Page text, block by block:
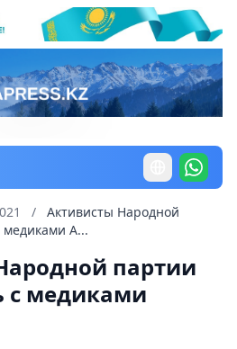
/
Активисты Народной
медиками А...
партии
с медиками